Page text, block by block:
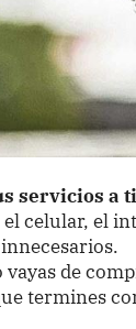
servicios a
celular, el
vayas de
termines